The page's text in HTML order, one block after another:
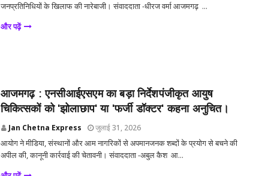
जनप्रतिनिधियों के खिलाफ की नारेबाजी। संवाददाता -धीरज वर्मा आजमगढ़ ...
और पढ़ें
आजमगढ़ : एनसीआईएसएम का बड़ा निर्देशपंजीकृत आयुष
चिकित्सकों को 'झोलाछाप' या 'फर्जी डॉक्टर' कहना अनुचित।
Jan Chetna Express जुलाई 31, 2026
आयोग ने मीडिया, संस्थानों और आम नागरिकों से अपमानजनक शब्दों के प्रयोग से बचने की
अपील की, कानूनी कार्रवाई की चेतावनी। संवाददाता -अबुल कैश आ...